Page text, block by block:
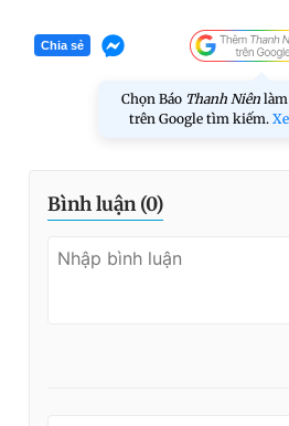
Chia sẻ
Chọn Báo Thanh Niên làm
trên Google tìm kiếm.
Bình luận (0)